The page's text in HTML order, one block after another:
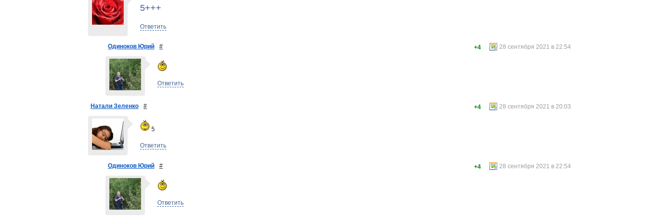
5+++
Ответить
Одиноков Юрий # 28 сентября 2021 в 22:54
+4
Ответить
Натали Зеленко # 28 сентября 2021 в 20:03
+4
5
Ответить
Одиноков Юрий # 28 сентября 2021 в 22:54
+4
Ответить